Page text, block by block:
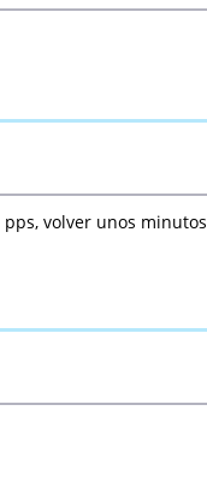
volver unos